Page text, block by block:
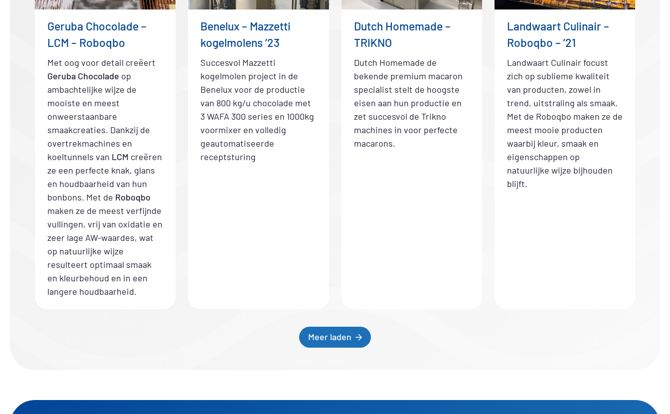
Geruba Chocolade –
LCM – Roboqbo
Met oog voor detail creëert
Geruba Chocolade op
ambachtelijke wijze de
mooiste en meest
onweerstaanbare
smaakcreaties. Dankzij de
overtrekmachines en
koeltunnels van LCM creëren
ze een perfecte knak, glans
en houdbaarheid van hun
bonbons. Met de Roboqbo
maken ze de meest verfijnde
vullingen, vrij van oxidatie en
zeer lage AW-waardes, wat
op natuurlijke wijze
resulteert optimaal smaak
en kleurbehoud en in een
langere houdbaarheid.
Benelux – Mazzetti
kogelmolens ’23
Succesvol Mazzetti
kogelmolen project in de
Benelux voor de productie
van 800 kg/u chocolade met
3 WAFA 300 series en 1000kg
voormixer en volledig
geautomatiseerde
receptsturing
Dutch Homemade –
TRIKNO
Dutch Homemade de
bekende premium macaron
specialist stelt de hoogste
eisen aan hun productie en
zet succesvol de Trikno
machines in voor perfecte
macarons.
Landwaart Culinair –
Roboqbo – ’21
Landwaart Culinair focust
zich op sublieme kwaliteit
van producten, zowel in
trend, uitstraling als smaak.
Met de Roboqbo maken ze de
meest mooie producten
waarbij kleur, smaak en
eigenschappen op
natuurlijke wijze bijhouden
blijft.
Meer laden